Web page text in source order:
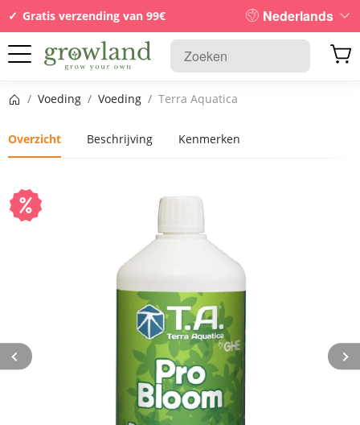
Gratis verzending van 99€ Nederlands
Startpagina
/ Voeding / Voeding / Terra Aquatica
Overzicht Beschrijving Kenmerken